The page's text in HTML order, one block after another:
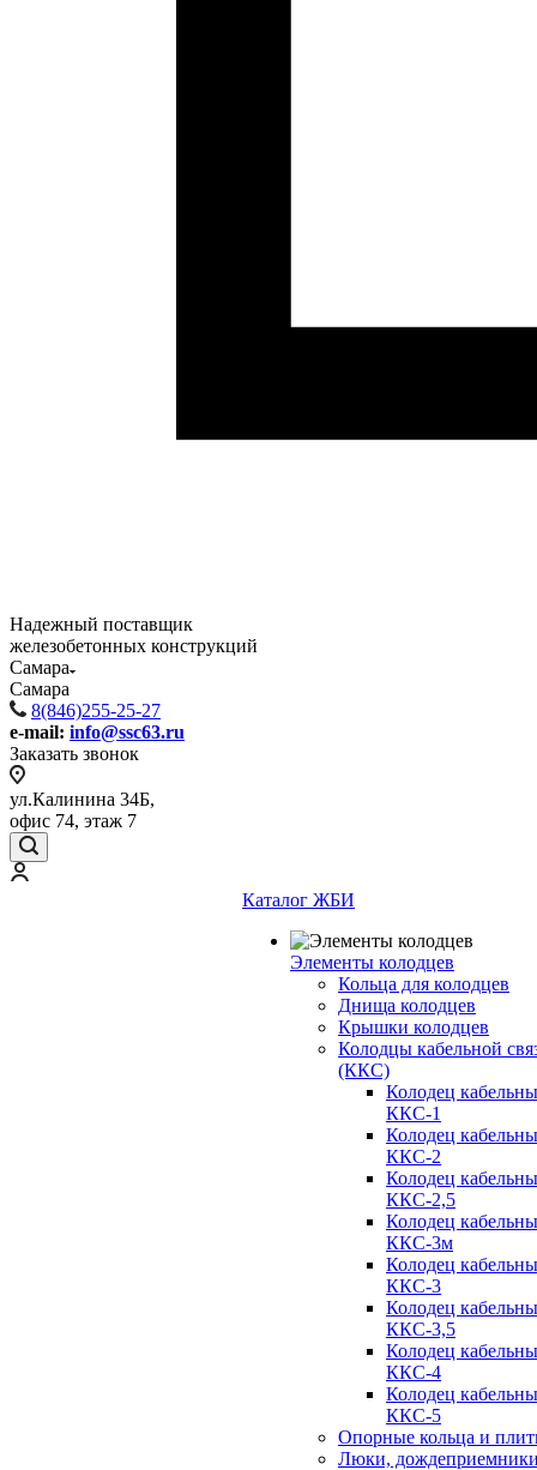
Надежный поставщик
железобетонных конструкций
Самара
Самара
8(846)255-25-27
e-mail: info@ssc63.ru
Заказать звонок
ул.Калинина 34Б,
офис 74, этаж 7
Каталог ЖБИ
Элементы колодцев
Кольца для колодцев
Днища колодцев
Крышки колодцев
Колодцы кабельной
(ККС)
Колодец
ККС-1
Колодец
ККС-2
Колодец
ККС-2,5
Колодец
ККС-3м
Колодец
ККС-3
Колодец
ККС-3,5
Колодец
ККС-4
Колодец
ККС-5
Опорные кольца и
Люки,